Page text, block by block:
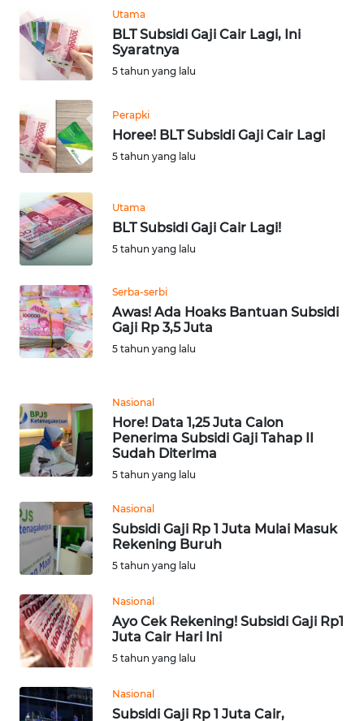
Utama
BLT Subsidi Gaji Cair Lagi, Ini
Syaratnya
5 tahun yang lalu
Perapki
Horee! BLT Subsidi Gaji Cair Lagi
5 tahun yang lalu
Utama
BLT Subsidi Gaji Cair Lagi!
5 tahun yang lalu
Serba-serbi
Awas! Ada Hoaks Bantuan Subsidi
Gaji Rp 3,5 Juta
5 tahun yang lalu
Nasional
Hore! Data 1,25 Juta Calon
Penerima Subsidi Gaji Tahap II
Sudah Diterima
5 tahun yang lalu
Nasional
Subsidi Gaji Rp 1 Juta Mulai Masuk
Rekening Buruh
5 tahun yang lalu
Nasional
Ayo Cek Rekening! Subsidi Gaji Rp1
Juta Cair Hari Ini
5 tahun yang lalu
Nasional
Subsidi Gaji Rp 1 Juta Cair,
WN
NTT
WN
KEPRI
WN
PAPUA
WN
PAPUA
BARAT
RIAU
WN
SERAMBI
JAMBI
WN
SULTRA
WN
NTB
WN
SULTENG
WN
SULBAR
WN
BABEL